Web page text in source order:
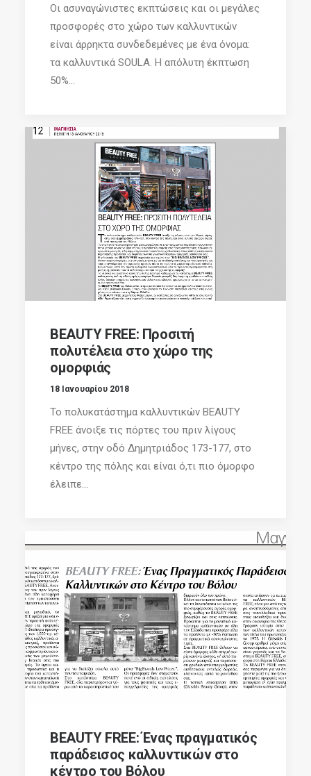
Οι ασυναγώνιστες εκπτώσεις και οι μεγάλες
προσφορές στο χώρο των καλλυντικών
είναι άρρηκτα συνδεδεμένες με ένα όνομα:
τα καλλυντικά SOULA. Η απόλυτη έκπτωση
50%...
BEAUTY FREE: Προσιτή
πολυτέλεια στο χώρο της
ομορφιάς
18 Ιανουαρίου 2018
Το πολυκατάστημα καλλυντικών BEAUTY
FREE άνοιξε τις πόρτες του πριν λίγους
μήνες, στην οδό Δημητριάδος 173-177, στο
κέντρο της πόλης και είναι ό,τι πιο όμορφο
έλειπε...
BEAUTY FREE: Ένας πραγματικός
παράδεισος καλλυντικών στο
κέντρο του Βόλου